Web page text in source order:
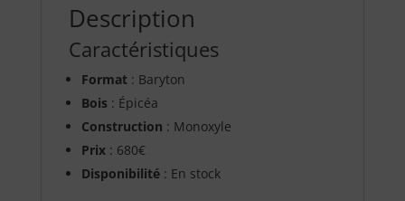
Description
Caractéristiques
Format: Baryton
Bois : Épicéa
Construction : Monoxyle
Prix: 680€
Disponibilité: En stock